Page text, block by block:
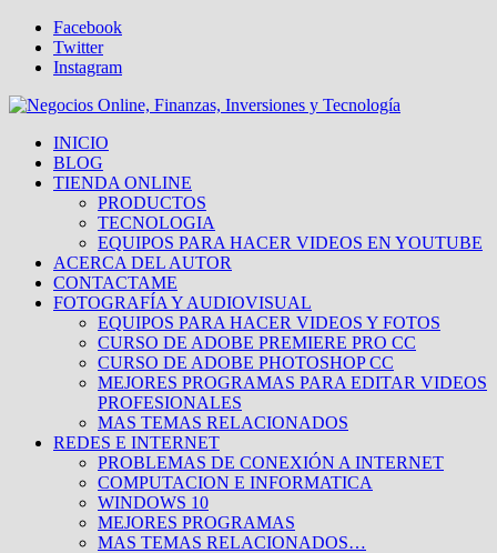
Facebook
Twitter
Instagram
INICIO
BLOG
TIENDA ONLINE
PRODUCTOS
TECNOLOGIA
EQUIPOS PARA HACER VIDEOS EN YOUTUBE
ACERCA DEL AUTOR
CONTACTAME
FOTOGRAFÍA Y AUDIOVISUAL
EQUIPOS PARA HACER VIDEOS Y FOTOS
CURSO DE ADOBE PREMIERE PRO CC
CURSO DE ADOBE PHOTOSHOP CC
MEJORES PROGRAMAS PARA EDITAR VIDEOS
PROFESIONALES
MAS TEMAS RELACIONADOS
REDES E INTERNET
PROBLEMAS DE CONEXIÓN A INTERNET
COMPUTACION E INFORMATICA
WINDOWS 10
MEJORES PROGRAMAS
MAS TEMAS RELACIONADOS…